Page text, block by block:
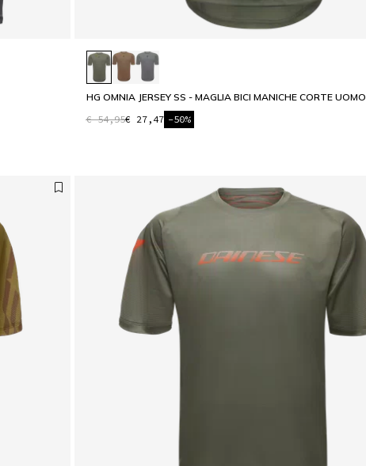
HG OMNIA JERSEY SS - MAGLIA BICI MANICHE CORTE UOMO
€ 54,95€ 27,47 -50%